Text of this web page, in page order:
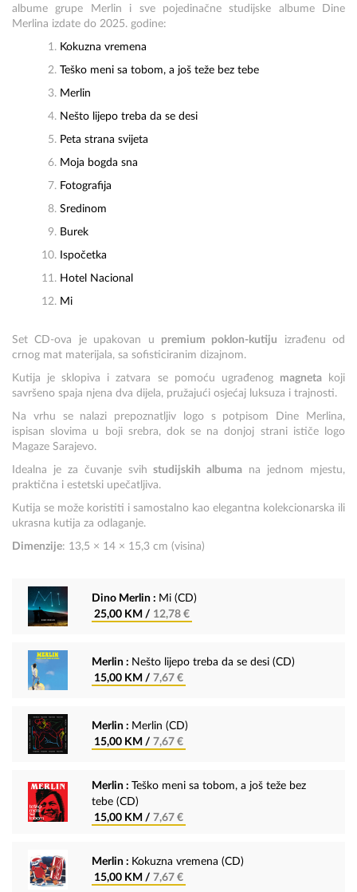
albume grupe Merlin i sve pojedinačne studijske albume Dine
Merlina izdate do 2025. godine:
Kokuzna vremena
Teško meni sa tobom, a još teže bez tebe
Merlin
Nešto lijepo treba da se desi
Peta strana svijeta
Moja bogda sna
Fotografija
Sredinom
Burek
Ispočetka
Hotel Nacional
Mi
Set CD-ova je upakovan u premium poklon-kutiju izrađenu od
crnog mat materijala, sa sofisticiranim dizajnom.
Kutija je sklopiva i zatvara se pomoću ugrađenog magnetakoji
savršeno spaja njena dva dijela, pružajući osjećaj luksuza i trajnosti.
Na vrhu se nalazi prepoznatljiv logo s potpisom Dine Merlina,
ispisan slovima u boji srebra, dok se na donjoj strani ističe logo
Magaze Sarajevo.
Idealna je za čuvanje svihstudijskih albuma na jednom mjestu,
praktična i estetski upečatljiva.
Kutija se može koristiti i samostalno kao elegantna kolekcionarska ili
ukrasna kutija za odlaganje.
Dimenzije: 13,5 × 14 × 15,3 cm (visina)
Dino Merlin : Mi (CD)
25,00 KM / 12,78 €
Merlin : Nešto lijepo treba da se desi (CD)
15,00 KM / 7,67 €
Merlin : Merlin (CD)
15,00 KM / 7,67 €
Merlin : Teško meni sa tobom, a još teže bez
tebe (CD)
15,00 KM / 7,67 €
Merlin : Kokuzna vremena (CD)
15,00 KM / 7,67 €